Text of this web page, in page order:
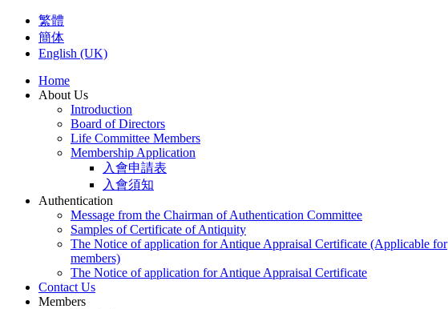
繁體
簡体
English (UK)
Home
About Us
Introduction
Board of Directors
Life Committee Members
Membership Application
入會申請表
入會須知
Authentication
Message from the Chairman of Authentication Committee
Samples of Certificate of Antiquity
The Notice of application for Antique Appraisal Certificate (Applicable for
members)
The Notice of application for Antique Appraisal Certificate
Contact Us
Members